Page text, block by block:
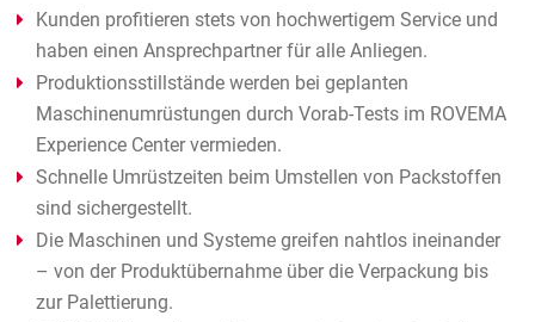
Kunden profitieren stets von hochwertigem Service und
haben einen Ansprechpartner für alle Anliegen.
Produktionsstillstände werden bei geplanten
Maschinenumrüstungen durch Vorab-Tests im ROVEMA
Experience Center vermieden.
Schnelle Umrüstzeiten beim Umstellen von Packstoffen
sind sichergestellt.
Die Maschinen und Systeme greifen nahtlos ineinander
– von der Produktübernahme über die Verpackung bis
zur Palettierung.